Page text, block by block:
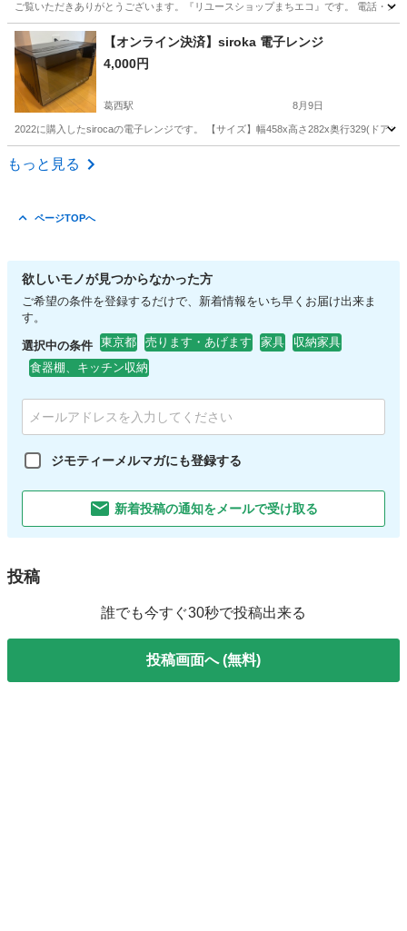
ご覧いただきありがとうございます。『リユースショップまちエコ』です。 電話・
東京 町田市 町田駅 ダイニングセット リユース
【オンライン決済】siroka 電子レンジ
4,000円
葛西駅 8月9日
2022に購入したsirocaの電子レンジです。 【サイズ】幅458x高さ282x奥行329(ドア
東京 江戸川区
もっと見る
ページTOPへ
欲しいモノが見つからなかった方
ご希望の条件を登録するだけで、新着情報をいち早くお届け出来ま
す。
選択中の条件 東京都 売ります・あげます 家具
収納家具
食器棚、キッチン収納
ジモティーメルマガにも登録する
新着投稿の通知をメールで受け取る
投稿
誰でも今すぐ30秒で投稿出来る
投稿画面へ (無料)